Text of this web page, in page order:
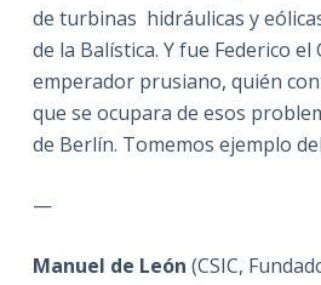
de turbinas hidráulicas y
de la Balística. Y fue Federico el
emperador prusiano, quién
que se ocupara de esos
de Berlín. Tomemos ejemplo
—
Manuel de León (CSIC,